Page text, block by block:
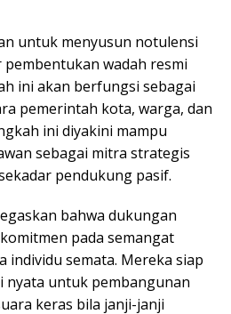
untuk menyusun notulensi
wadah resmi
ini akan berfungsi sebagai
pemerintah kota, warga, dan
ini diyakini mampu
sebagai mitra strategis
pendukung pasif.
bahwa dukungan
pada semangat
individu semata. Mereka siap
untuk pembangunan
keras bila janji-janji